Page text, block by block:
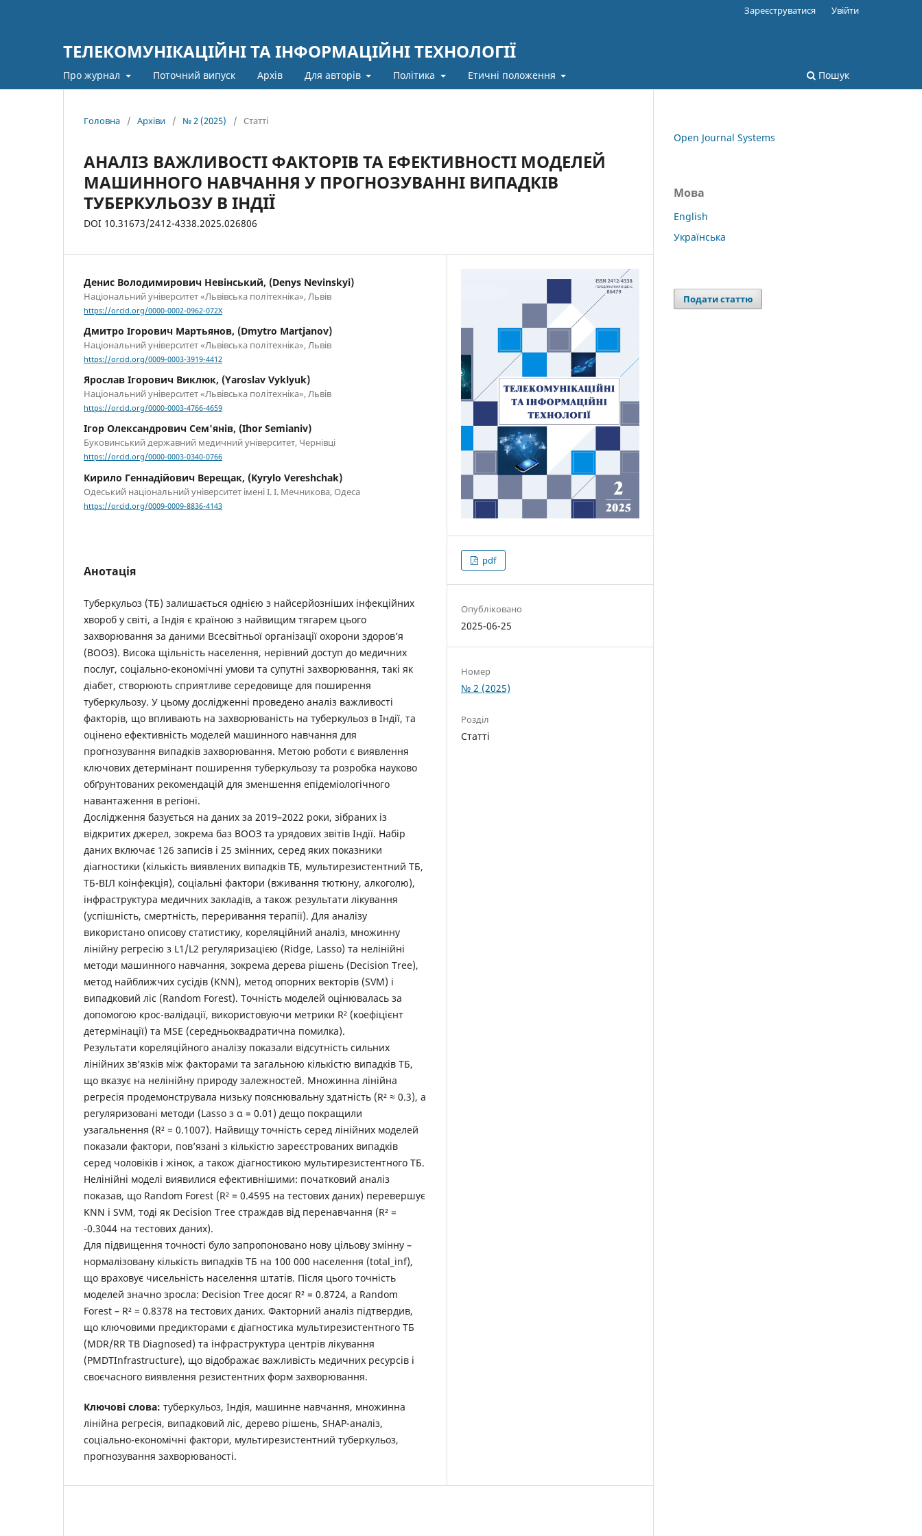
ТЕЛЕКОМУНІКАЦІЙНІ ТА ІНФОРМАЦІЙНІ ТЕХНОЛОГІЇ
Про журнал Поточний випуск Архів Для авторів Політика Етичні положення Пошук
Зареєструватися Увійти
Головна / Архіви / № 2 (2025) / Статті
АНАЛІЗ ВАЖЛИВОСТІ ФАКТОРІВ ТА ЕФЕКТИВНОСТІ МОДЕЛЕЙ
МАШИННОГО НАВЧАННЯ У ПРОГНОЗУВАННІ ВИПАДКІВ
ТУБЕРКУЛЬОЗУ В ІНДІЇ
DOI 10.31673/2412-4338.2025.026806
Денис Володимирович Невінський, (Denys Nevinskyi)
Національний університет «Львівська політехніка», Львів
https://orcid.org/0000-0002-0962-072X
Дмитро Ігорович Мартьянов, (Dmytro Martjanov)
Національний університет «Львівська політехніка», Львів
https://orcid.org/0009-0003-3919-4412
Ярослав Ігорович Виклюк, (Yaroslav Vyklyuk)
Національний університет «Львівська політехніка», Львів
https://orcid.org/0000-0003-4766-4659
Ігор Олександрович Сем'янів, (Ihor Semianiv)
Буковинський державний медичний університет, Чернівці
https://orcid.org/0000-0003-0340-0766
Кирило Геннадійович Верещак, (Kyrylo Vereshchak)
Одеський національний університет імені І. І. Мечникова, Одеса
https://orcid.org/0009-0009-8836-4143
Анотація
Туберкульоз (ТБ) залишається однією з найсерйозніших інфекційних
хвороб у світі, а Індія є країною з найвищим тягарем цього
захворювання за даними Всесвітньої організації охорони здоров’я
(ВООЗ). Висока щільність населення, нерівний доступ до медичних
послуг, соціально-економічні умови та супутні захворювання, такі як
діабет, створюють сприятливе середовище для поширення
туберкульозу. У цьому дослідженні проведено аналіз важливості
факторів, що впливають на захворюваність на туберкульоз в Індії, та
оцінено ефективність моделей машинного навчання для
прогнозування випадків захворювання. Метою роботи є виявлення
ключових детермінант поширення туберкульозу та розробка науково
обґрунтованих рекомендацій для зменшення епідеміологічного
навантаження в регіоні.
Дослідження базується на даних за 2019–2022 роки, зібраних із
відкритих джерел, зокрема баз ВООЗ та урядових звітів Індії. Набір
даних включає 126 записів і 25 змінних, серед яких показники
діагностики (кількість виявлених випадків ТБ, мультирезистентний ТБ,
ТБ-ВІЛ коінфекція), соціальні фактори (вживання тютюну, алкоголю),
інфраструктура медичних закладів, а також результати лікування
(успішність, смертність, переривання терапії). Для аналізу
використано описову статистику, кореляційний аналіз, множинну
лінійну регресію з L1/L2 регуляризацією (Ridge, Lasso) та нелінійні
методи машинного навчання, зокрема дерева рішень (Decision Tree),
метод найближчих сусідів (KNN), метод опорних векторів (SVM) і
випадковий ліс (Random Forest). Точність моделей оцінювалась за
допомогою крос-валідації, використовуючи метрики R² (коефіцієнт
детермінації) та MSE (середньоквадратична помилка).
Результати кореляційного аналізу показали відсутність сильних
лінійних зв’язків між факторами та загальною кількістю випадків ТБ,
що вказує на нелінійну природу залежностей. Множинна лінійна
регресія продемонструвала низьку пояснювальну здатність (R² ≈ 0.3), а
регуляризовані методи (Lasso з α = 0.01) дещо покращили
узагальнення (R² = 0.1007). Найвищу точність серед лінійних моделей
показали фактори, пов’язані з кількістю зареєстрованих випадків
серед чоловіків і жінок, а також діагностикою мультирезистентного ТБ.
Нелінійні моделі виявилися ефективнішими: початковий аналіз
показав, що Random Forest (R² = 0.4595 на тестових даних) перевершує
KNN і SVM, тоді як Decision Tree страждав від перенавчання (R² =
-0.3044 на тестових даних).
Для підвищення точності було запропоновано нову цільову змінну –
нормалізовану кількість випадків ТБ на 100 000 населення (total_inf),
що враховує чисельність населення штатів. Після цього точність
моделей значно зросла: Decision Tree досяг R² = 0.8724, а Random
Forest – R² = 0.8378 на тестових даних. Факторний аналіз підтвердив,
що ключовими предикторами є діагностика мультирезистентного ТБ
(MDR/RR TB Diagnosed) та інфраструктура центрів лікування
(PMDTInfrastructure), що відображає важливість медичних ресурсів і
своєчасного виявлення резистентних форм захворювання.
Ключові слова: туберкульоз, Індія, машинне навчання, множинна
лінійна регресія, випадковий ліс, дерево рішень, SHAP-аналіз,
соціально-економічні фактори, мультирезистентний туберкульоз,
прогнозування захворюваності.
pdf
Опубліковано
2025-06-25
Номер
№ 2 (2025)
Розділ
Статті
Open Journal Systems
Мова
English
Українська
Подати статтю